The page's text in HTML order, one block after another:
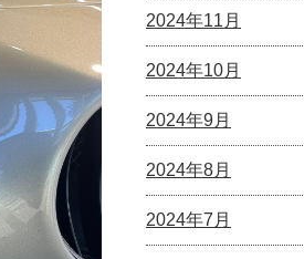
2024年11月
2024年10月
2024年9月
2024年8月
2024年7月